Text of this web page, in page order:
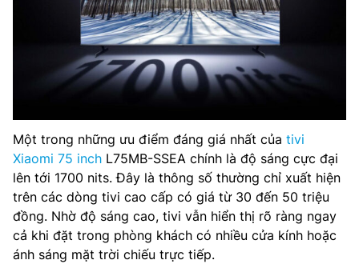
Một trong những ưu điểm đáng giá nhất của tivi
Xiaomi 75 inch L75MB-SSEA chính là độ sáng cực đại
lên tới 1700 nits. Đây là thông số thường chỉ xuất hiện
trên các dòng tivi cao cấp có giá từ 30 đến 50 triệu
đồng. Nhờ độ sáng cao, tivi vẫn hiển thị rõ ràng ngay
cả khi đặt trong phòng khách có nhiều cửa kính hoặc
ánh sáng mặt trời chiếu trực tiếp.